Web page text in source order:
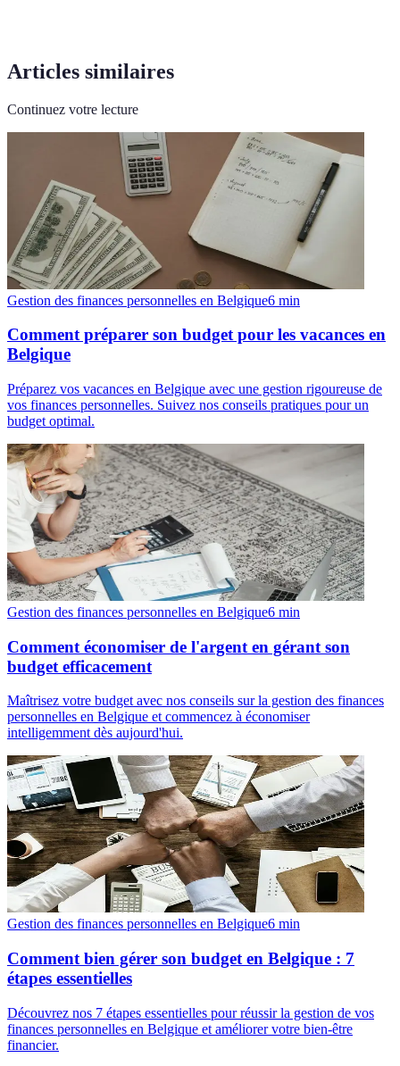
Articles similaires
Continuez votre lecture
Gestion des finances personnelles en Belgique6 min
Comment préparer son budget pour les vacances en
Belgique
Préparez vos vacances en Belgique avec une gestion rigoureuse de
vos finances personnelles. Suivez nos conseils pratiques pour un
budget optimal.
Gestion des finances personnelles en Belgique6 min
Comment économiser de l'argent en gérant son
budget efficacement
Maîtrisez votre budget avec nos conseils sur la gestion des finances
personnelles en Belgique et commencez à économiser
intelligemment dès aujourd'hui.
Gestion des finances personnelles en Belgique6 min
Comment bien gérer son budget en Belgique : 7
étapes essentielles
Découvrez nos 7 étapes essentielles pour réussir la gestion de vos
finances personnelles en Belgique et améliorer votre bien-être
financier.